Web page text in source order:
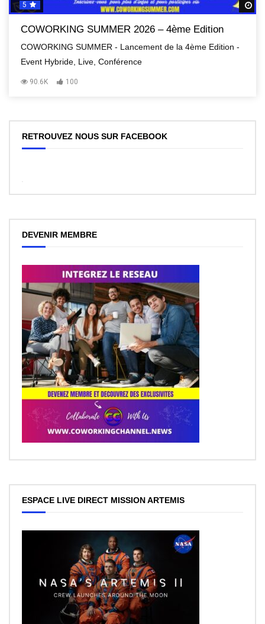
5
COWORKING SUMMER 2026 – 4ème Edition
COWORKING SUMMER - Lancement de la 4ème Edition -
Event Hybride, Live, Conférence
90.6K 100
RETROUVEZ NOUS SUR FACEBOOK
DEVENIR MEMBRE
ESPACE LIVE DIRECT MISSION ARTEMIS